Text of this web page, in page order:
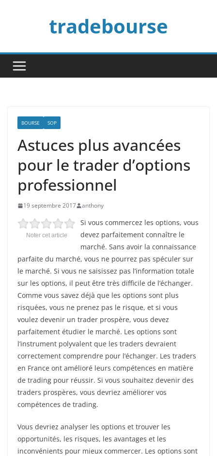
tradebourse
BOURSE SOP
Astuces plus avancées
pour le trader d’options
professionnel
19 septembre 2017 anthony
Noter cet article
Si vous commercez les options, vous
devez parfaitement connaître le
marché. Sans avoir la connaissance
parfaite du marché, vous ne pourrez pas spéculer sur
le marché. Si vous ne saisissez pas l’information totale
sur les options, il peut être très difficile de l’échanger.
Comme vous savez déjà que les options sont plus
risquées, vous ne prenez pas le risque, et si vous
voulez devenir un trader prospère, vous devez
parfaitement étudier le marché. Les options sont
l’instrument polyvalent que les traders devraient
correctement comprendre pour l’échanger. Les traders
en France ont amélioré leurs compétences en matière
de trading pour réussir. Si vous souhaitez devenir des
traders prospères, vous devriez améliorer vos
compétences de trading.
Vous devriez analyser les options et trouver les
opportunités, les risques, les avantages et les
inconvénients pour mieux commercer. Les options sont